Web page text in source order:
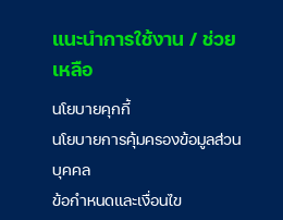
แนะนำการใช้งาน / ช่วย
เหลือ
นโยบายคุกกี้
นโยบายการคุ้มครองข้อมูลส่วน
บุคคล
ข้อกำหนดและเงื่อนไข